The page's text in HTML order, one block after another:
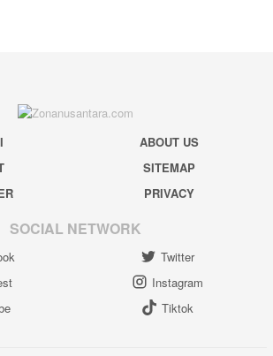
ABOUT US
SITEMAP
PRIVACY
SOCIAL NETWORK
Twitter
Instagram
Tiktok